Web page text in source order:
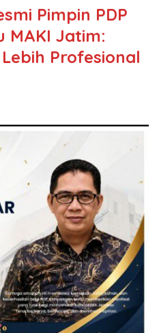
Pimpin PDP
MAKI Jatim:
Profesional